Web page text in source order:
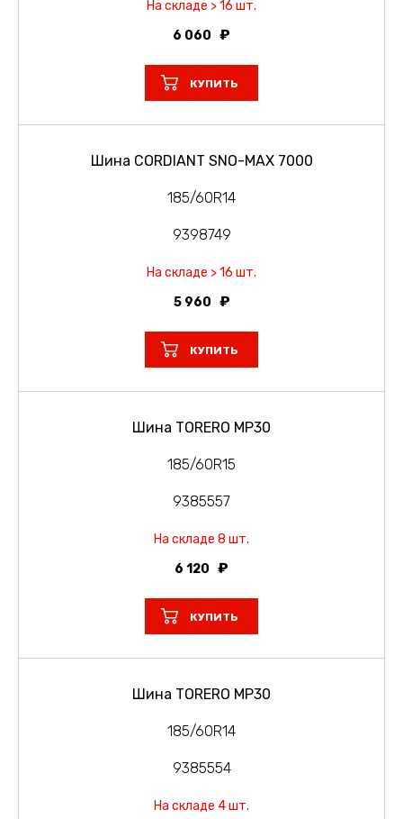
На складе > 16 шт.
6 060
КУПИТЬ
Шина CORDIANT SNO-MAX 7000
185/60R14
9398749
На складе > 16 шт.
5 960
КУПИТЬ
Шина TORERO MP30
185/60R15
9385557
На складе 8 шт.
6 120
КУПИТЬ
Шина TORERO MP30
185/60R14
9385554
На складе 4 шт.